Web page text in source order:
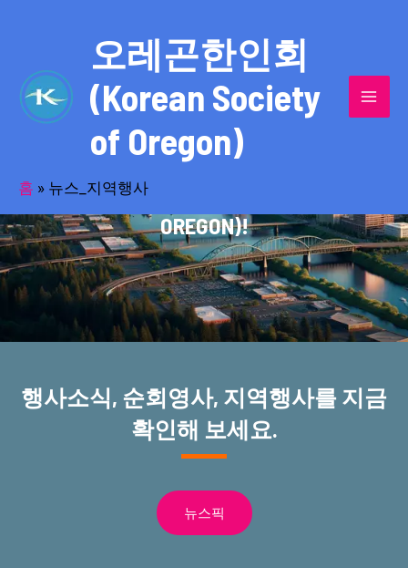
오레곤한인회
(Korean Society
of Oregon)
홈 » 뉴스_지역행사
반세기의 세월을 품고 동포사회를 섬겨온
오레곤한인회(KOREAN SOCIETY OF
OREGON)!
행사소식, 순회영사, 지역행사를 지금
확인해 보세요.
뉴스픽